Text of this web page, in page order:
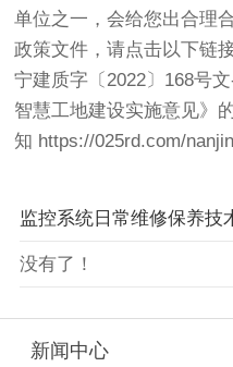
单位之一，会给您出合理
政策文件，请点击以下链
宁建质字〔2022〕168号
智慧工地建设实施意见》
知 https://025rd.com/
监控系统日常维修保养技
没有了！
新闻中心